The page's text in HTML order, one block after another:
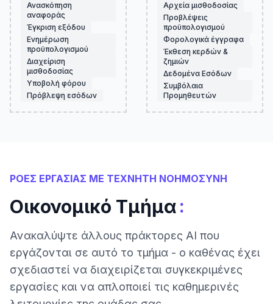
Ανασκόπηση
αναφοράς
Έγκριση εξόδου
Ενημέρωση
προϋπολογισμού
Διαχείριση
μισθοδοσίας
Υποβολή φόρου
Πρόβλεψη εσόδων
Αρχεία μισθοδοσίας
Προβλέψεις
προϋπολογισμού
Φορολογικά έγγραφα
Έκθεση κερδών &
ζημιών
Δεδομένα Εσόδων
Συμβόλαια
Προμηθευτών
ΡΟΕΣ ΕΡΓΑΣΙΑΣ ΜΕ ΤΕΧΝΗΤΗ ΝΟΗΜΟΣΥΝΗ
Οικονομικό Τμήμα:
Ανακαλύψτε άλλους πράκτορες AI που
εργάζονται σε αυτό το τμήμα - ο καθένας έχει
σχεδιαστεί να διαχειρίζεται συγκεκριμένες
εργασίες και να απλοποιεί τις καθημερινές